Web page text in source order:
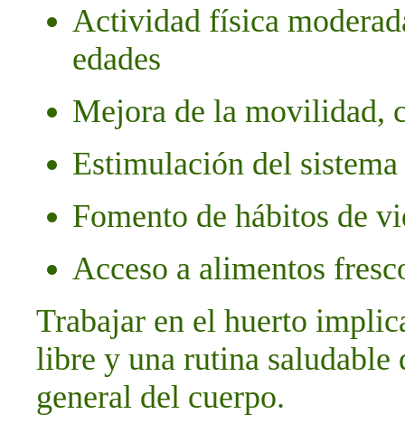
Actividad física
edades
Mejora de la movilidad,
Estimulación del
Fomento de hábitos de
Acceso a alimentos
Trabajar en el huerto
libre y una rutina saludable
general del cuerpo.